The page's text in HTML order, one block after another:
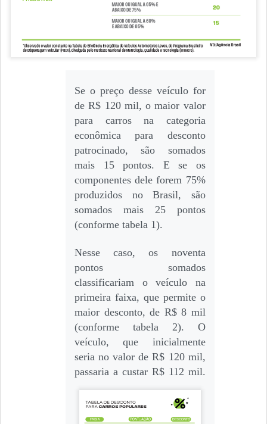
Se o preço desse veículo for
de R$ 120 mil, o maior valor
para carros na categoria
econômica para desconto
patrocinado, são somados
mais 15 pontos. E se os
componentes dele forem 75%
produzidos no Brasil, são
somados mais 25 pontos
(conforme tabela 1).
Nesse caso, os noventa
pontos somados
classificariam o veículo na
primeira faixa, que permite o
maior desconto, de R$ 8 mil
(conforme tabela 2). O
veículo, que inicialmente
seria no valor de R$ 120 mil,
passaria a custar R$ 112 mil.